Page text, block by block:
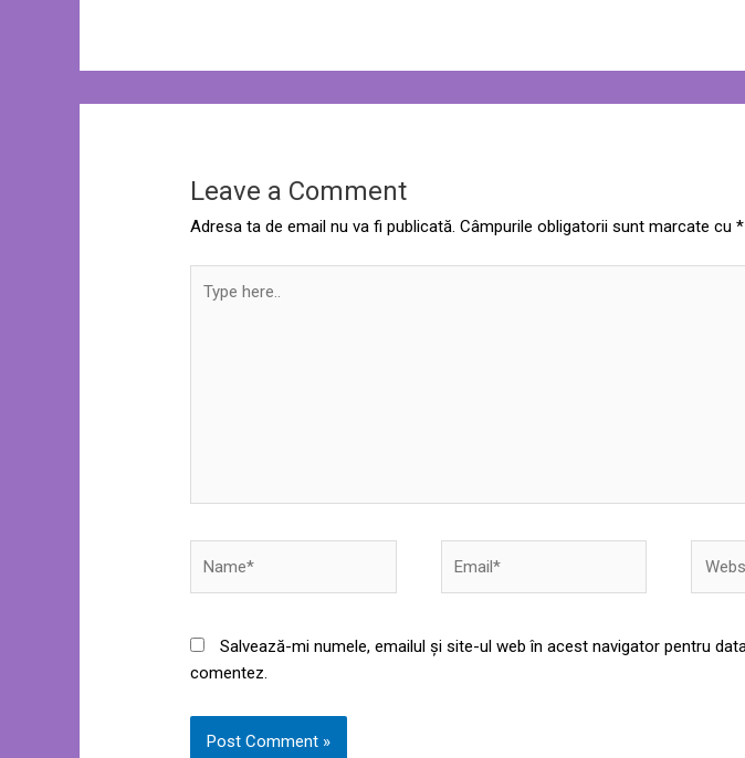
Leave a Comment
Adresa ta de email nu va fi publicată. Câmpurile obligatorii sunt marcate cu*
here..
Salvează-mi numele, emailul și site-ul web în acest navigator pentru
comentez.